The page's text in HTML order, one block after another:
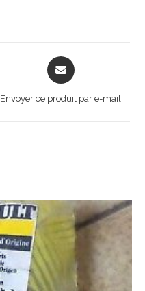
Opens
in
new
Envoyer ce produit par e-mail